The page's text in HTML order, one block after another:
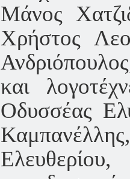
Μάνος
Χρήστος
και
Οδυσσέας